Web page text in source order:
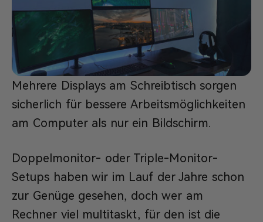
Mehrere Displays am Schreibtisch sorgen
sicherlich für bessere Arbeitsmöglichkeiten
am Computer als nur ein Bildschirm.
Doppelmonitor- oder Triple-Monitor-
Setups haben wir im Lauf der Jahre schon
zur Genüge gesehen, doch wer am
Rechner viel multitaskt, für den ist die